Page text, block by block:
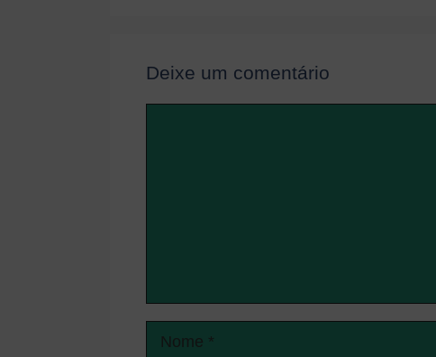
Deixe um comentário
Nome